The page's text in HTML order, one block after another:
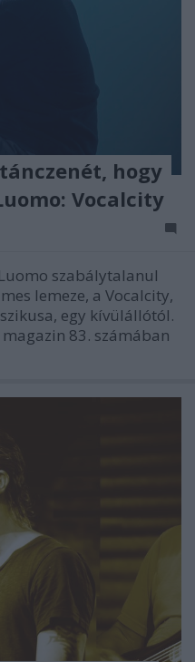
hogy
Vocalcity
szabálytalanul
lemeze, a Vocalcity,
egy kívülállótól.
83. számában